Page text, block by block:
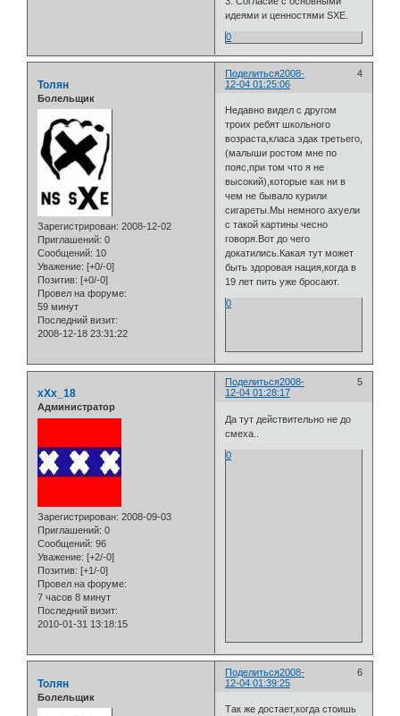
идеями и ценностями SXE.
0
Поделиться 4
2008-
12-04 01:25:06
Толян
Болельщик
Зарегистрирован: 2008-12-02
Приглашений: 0
Сообщений: 10
Уважение: [+0/-0]
Позитив: [+0/-0]
Провел на форуме:
59 минут
Последний визит:
2008-12-18 23:31:22
Недавно видел с другом
троих ребят школьного
возраста,класа эдак третьего,
(малыши ростом мне по
пояс,при том что я не
высокий),которые как ни в
чем не бывало курили
сигареты.Мы немного ахуели
с такой картины чесно
говоря.Вот до чего
докатились.Какая тут может
быть здоровая нация,когда в
19 лет пить уже бросают.
0
Поделиться 5
2008-
12-04 01:28:17
xXx_18
Администратор
Зарегистрирован: 2008-09-03
Приглашений: 0
Сообщений: 96
Уважение: [+2/-0]
Позитив: [+1/-0]
Провел на форуме:
7 часов 8 минут
Последний визит:
2010-01-31 13:18:15
Да тут действительно не до
смеха..
0
Поделиться 6
2008-
12-04 01:39:25
Толян
Болельщик
Так же достает,когда стоишь